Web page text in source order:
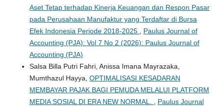
Aset Tetap terhadap Kinerja Keuangan dan Respon Pasar
pada Perusahaan Manufaktur yang Terdaftar di Bursa
Efek Indonesia Periode 2018-2025
Paulus Journal of
Accounting (PJA): Vol 7 No 2 (2026): Paulus Journal of
Accounting (PJA)
Salsa Billa Putri Fahri, Anissa Imana Mayrazaka,
Mumthazul Hayya, OPTIMALISASI KESADARAN
MEMBAYAR PAJAK BAGI PEMUDA MELALUI PLATFORM
MEDIA SOSIAL DI ERA NEW NORMAL.
Paulus Journal